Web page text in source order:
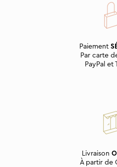
Paiement
Par carte
PayPal et
Livraison
À partir de